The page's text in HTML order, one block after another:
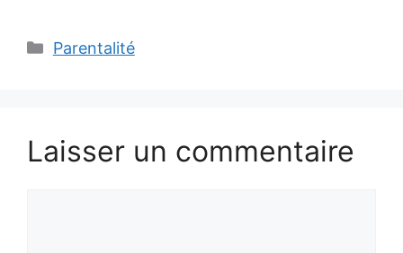
Catégories
Parentalité
Laisser un commentaire